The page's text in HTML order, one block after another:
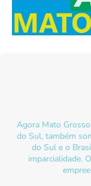
Agora Mato
do Sul, também
do Sul e o
imparcialidade.